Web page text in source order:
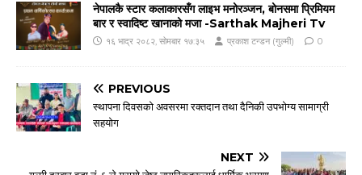
नेपालकै स्टार कलाकारसँग लाइभ मनोरञ्जन, बोनसमा प्रिमियम
बार र स्वादिष्ट खानाको मजा -Sarthak Majheri Tv
१६ भाद्र २०८२, सोमबार १७:३५ प्रकाश टन्डन (गुल्मी) 0
PREVIOUS
स्थापना दिवसको अवसरमा रक्तदान तथा दैनिकी उपभोग्य सामाग्री
सहयोग
NEXT